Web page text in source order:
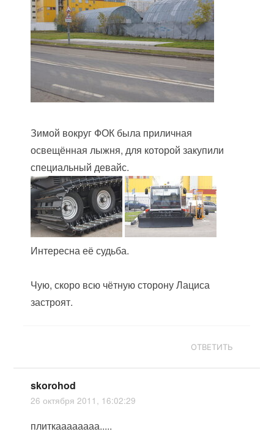
Зимой вокруг ФОК была приличная
освещённая лыжня, для которой закупили
специальный девайс.
Интересна её судьба.
Чую, скоро всю чётную сторону Лациса
застроят.
ОТВЕТИТЬ
skorohod
26 октября 2011, 16:02:29
плиткаааааааа.....